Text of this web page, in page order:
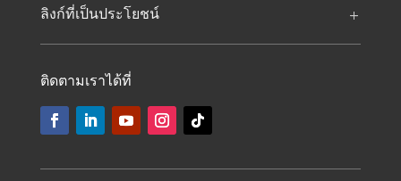
ลิงก์ที่เป็นประโยชน์
ติดตามเราได้ที่